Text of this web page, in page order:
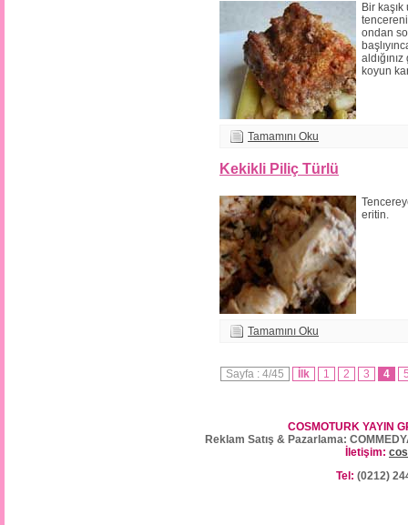
Bir
ondan
koyun
Tamamını Oku
Kekikli Piliç Türlü
eritin.
Tamamını Oku
Sayfa : 4/45 İlk 1 2 3 4
COSMOTURK YAYIN
Reklam Satış & Pazarlama:
İletişim:
Tel: (0212)